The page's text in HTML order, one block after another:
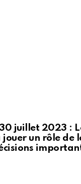
juillet 2023 :
jouer un rôle de